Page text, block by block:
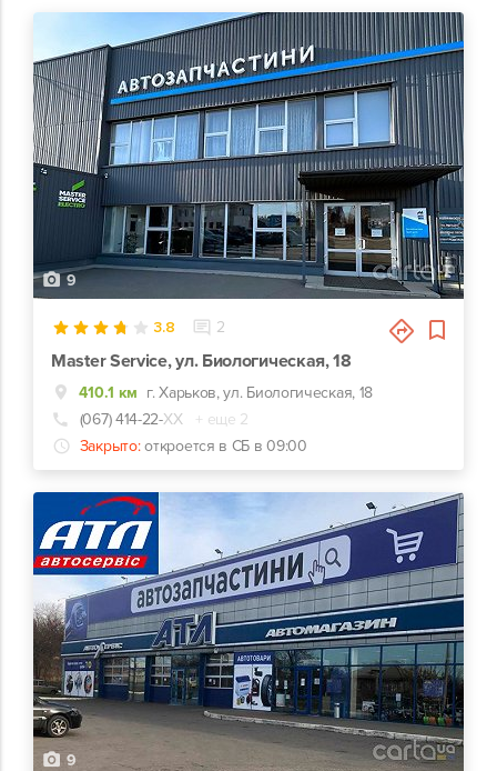
9
3.8 2
Master Service, ул. Биологическая, 18
410.1 км г. Харьков, ул. Биологическая, 18
(067) 414-22-ХХ
+ еще 2
Закрыто: откроется в СБ в 09:00
9